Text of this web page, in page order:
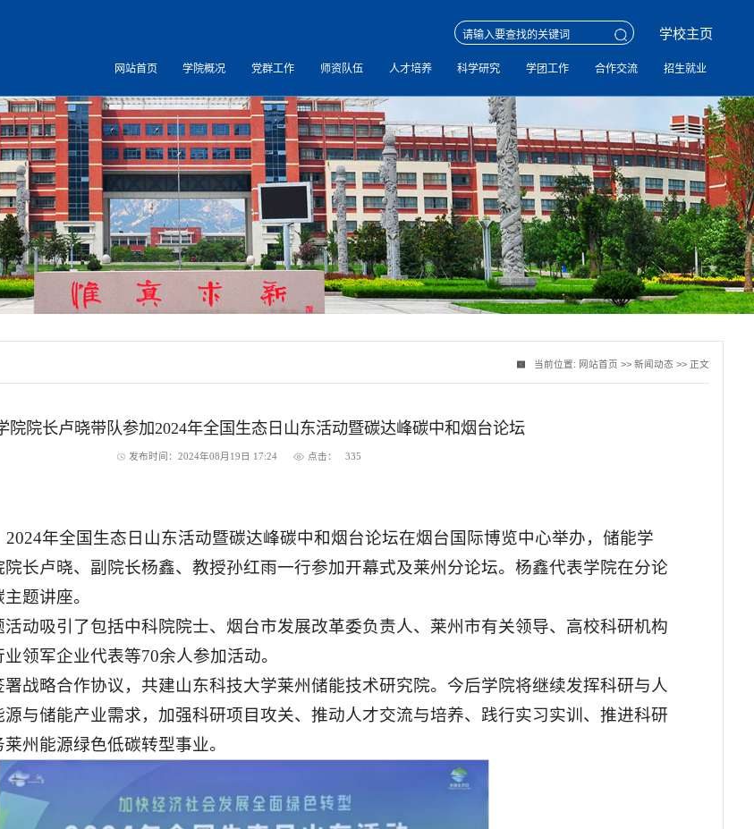
学校主页
网站首页 学院概况 党群工作 师资队伍 人才培养 科学研究 学团工作 合作交流 招生就业
当前位置: 网站首页 >>新闻动态 >> 正文
院院长卢晓带队参加2024年全国生态日山东活动暨碳达峰碳中和烟台论坛
发布时间：2024年08月19日 17:24 点击： 335
2024年全国生态日山东活动暨碳达峰碳中和烟台论坛在烟台国际博览中心举办，储能学
长卢晓、副院长杨鑫、教授孙红雨一行参加开幕式及莱州分论坛。杨鑫代表学院在分论
题讲座。
动吸引了包括中科院院士、烟台市发展改革委负责人、莱州市有关领导、高校科研机构
领军企业代表等70余人参加活动。
战略合作协议，共建山东科技大学莱州储能技术研究院。今后学院将继续发挥科研与人
与储能产业需求，加强科研项目攻关、推动人才交流与培养、践行实习实训、推进科研
州能源绿色低碳转型事业。